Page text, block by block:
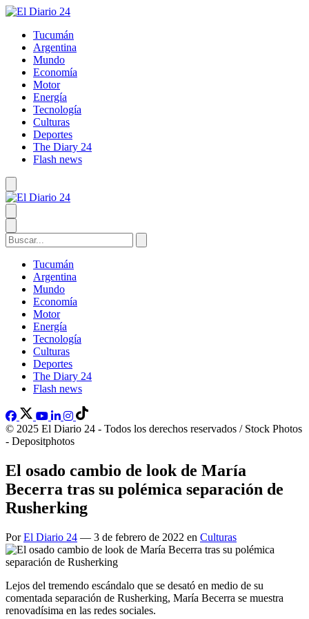
Tucumán
Argentina
Mundo
Economía
Motor
Energía
Tecnología
Culturas
Deportes
The Diary 24
Flash news
Tucumán
Argentina
Mundo
Economía
Motor
Energía
Tecnología
Culturas
Deportes
The Diary 24
Flash news
© 2025 El Diario 24 - Todos los derechos reservados / Stock Photos
- Depositphotos
El osado cambio de look de María
Becerra tras su polémica separación de
Rusherking
PorEl Diario 24 — 3 de febrero de 2022 en Culturas
Lejos del tremendo escándalo que se desató en medio de su
comentada separación de Rusherking, María Becerra se muestra
renovadísima en las redes sociales.